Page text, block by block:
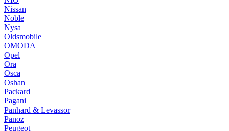
Nissan
Noble
Nysa
Oldsmobile
OMODA
Opel
Ora
Osca
Oshan
Packard
Pagani
Panhard & Levassor
Panoz
Peugeot